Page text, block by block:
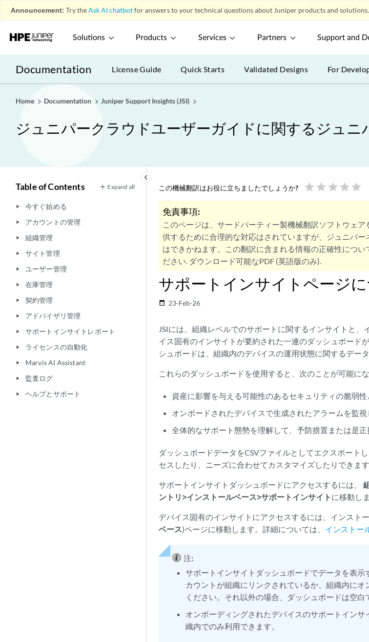
Announcement: Try theAsk AI chatbotfor answers to your technical questions about Juniper products and solutions.
Solutions Products Services Partners Support and
Documentation License Guide Quick Starts Validated Designs For
Home Documentation Juniper Support Insights (JSI)
ジュニパークラウドユーザーガイドに関するジュニ
keyboard_arrow_left
Table of Contents Expand all
play_arrow 今すぐ始める
play_arrow アカウントの管理
play_arrow 組織管理
play_arrow サイト管理
play_arrow ユーザー管理
play_arrow 在庫管理
play_arrow 契約管理
play_arrow アドバイザリ管理
play_arrow サポートインサイトレポート
play_arrow ライセンスの自動化
play_arrow Marvis AI Assistant
play_arrow 監査ログ
play_arrow ヘルプとサポート
この機械翻訳はお役に立ちましたでしょうか? star star star star star
免責事項:
このページは、サードパーティー製機械翻訳ソフトウェ
供するために合理的な対応はされていますが、ジュニパ
はできかねます。この翻訳に含まれる情報の正確性につ
ださい. ダウンロード可能なPDF (英語版のみ).
サポートインサイトページ
date_range 23-Feb-26
JSIには、組織レベルでのサポートに関するインサイトと
イス固有のインサイトが要約された一連のダッシュボード
シュボードは、組織内のデバイスの運用状態に関するデー
これらのダッシュボードを使用すると、次のことが可能にな
資産に影響を与える可能性のあるセキュリティの脆弱性
オンボードされたデバイスで生成されたアラームを監視
全体的なサポート態勢を理解して、予防措置または是正
ダッシュボードデータをCSVファイルとしてエクスポート
セスしたり、ニーズに合わせてカスタマイズしたりできます
サポートインサイトダッシュボードにアクセスするには、
ントリ>インストールベース>サポートインサイト に移動し
デバイス固有のインサイトにアクセスするには、インスト
ベース)ページに移動します。詳細については、 インストー
注:
サポートインサイトダッシュボードでデータを表
カウントが組織にリンクされているか、組織内に
ください。それ以外の場合、ダッシュボードは空白
オンボーディングされたデバイスのサポートイン
織内でのみ利用できます。